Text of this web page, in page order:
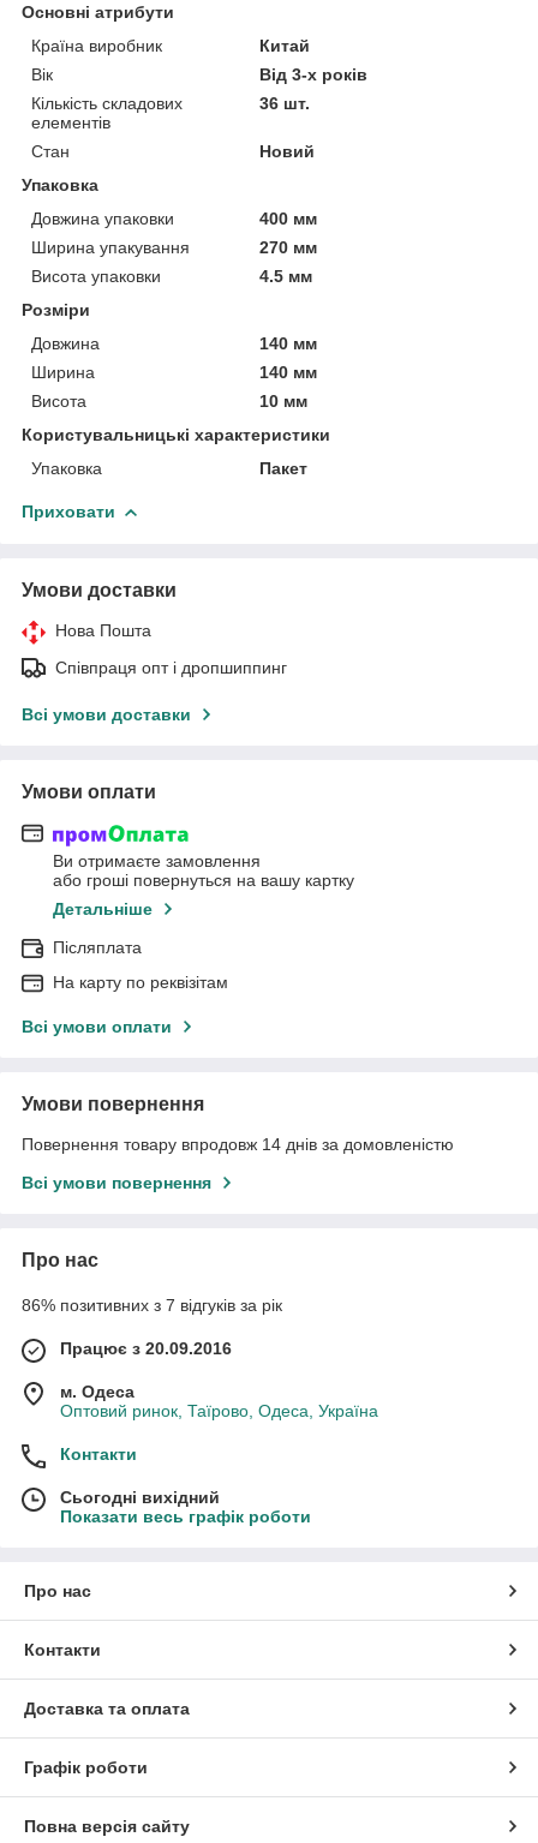
Основні атрибути
Країна виробник
Китай
Вік
Від 3-х років
Кількість складових
елементів
36 шт.
Стан
Новий
Упаковка
Довжина упаковки
400 мм
Ширина упакування
270 мм
Висота упаковки
4.5 мм
Розміри
Довжина
140 мм
Ширина
140 мм
Висота
10 мм
Користувальницькі характеристики
Упаковка
Пакет
Приховати
Умови доставки
Нова Пошта
Співпраця опт і дропшиппинг
Всі умови доставки
Умови оплати
Ви отримаєте замовлення
або гроші повернуться на вашу картку
Детальніше
Післяплата
На карту по реквізітам
Всі умови оплати
Умови повернення
Повернення товару впродовж 14 днів за домовленістю
Всі умови повернення
Про нас
86% позитивних з 7 відгуків за рік
Працює з 20.09.2016
м. Одеса
Оптовий ринок, Таїрово, Одеса, Україна
Контакти
Сьогодні вихідний
Показати весь графік роботи
Про нас
Контакти
Доставка та оплата
Графік роботи
Повна версія сайту